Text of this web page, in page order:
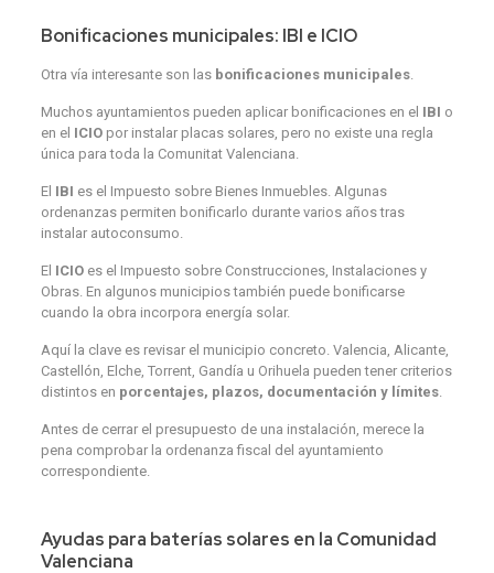
Bonificaciones municipales: IBI e ICIO
Otra vía interesante son las bonificaciones municipales.
Muchos ayuntamientos pueden aplicar bonificaciones en el IBI o
en el ICIOpor instalar placas solares, pero no existe una regla
única para toda la Comunitat Valenciana.
El IBI es el Impuesto sobre Bienes Inmuebles. Algunas
ordenanzas permiten bonificarlo durante varios años tras
instalar autoconsumo.
El ICIOes el Impuesto sobre Construcciones, Instalaciones y
Obras. En algunos municipios también puede bonificarse
cuando la obra incorpora energía solar.
Aquí la clave es revisar el municipio concreto. Valencia, Alicante,
Castellón, Elche, Torrent, Gandía u Orihuela pueden tener criterios
distintos en porcentajes, plazos, documentación y límites.
Antes de cerrar el presupuesto de una instalación, merece la
pena comprobar la ordenanza fiscal del ayuntamiento
correspondiente.
Ayudas para baterías solares en la Comunidad
Valenciana